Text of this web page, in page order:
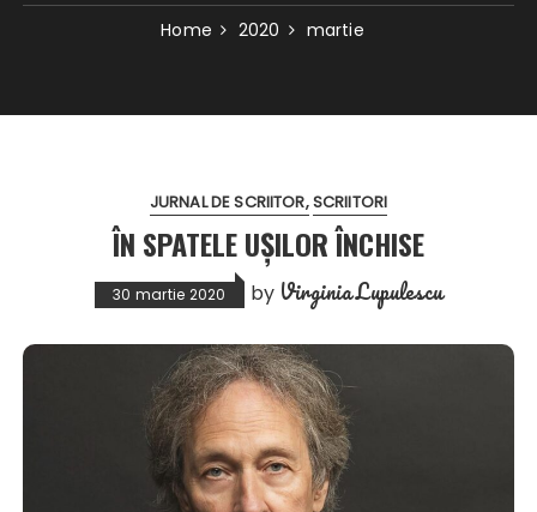
Home 2020 martie
JURNAL DE SCRIITOR SCRIITORI
ÎN SPATELE UȘILOR ÎNCHISE
30 martie 2020 by Virginia Lupulescu